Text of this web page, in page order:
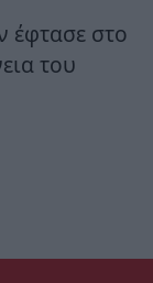
έφτασε στο
του